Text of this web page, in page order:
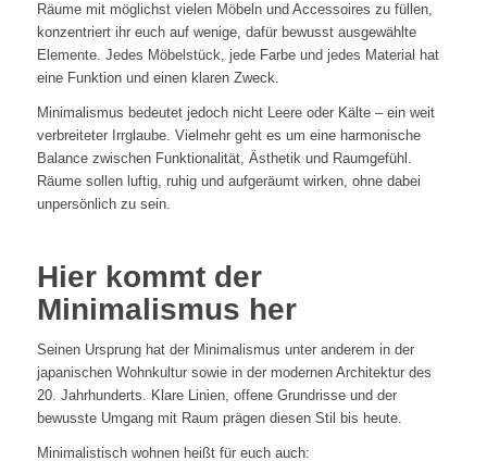
Räume mit möglichst vielen Möbeln und Accessoires zu füllen,
konzentriert ihr euch auf wenige, dafür bewusst ausgewählte
Elemente. Jedes Möbelstück, jede Farbe und jedes Material hat
eine Funktion und einen klaren Zweck.
Minimalismus bedeutet jedoch nicht Leere oder Kälte – ein weit
verbreiteter Irrglaube. Vielmehr geht es um eine harmonische
Balance zwischen Funktionalität, Ästhetik und Raumgefühl.
Räume sollen luftig, ruhig und aufgeräumt wirken, ohne dabei
unpersönlich zu sein.
Hier kommt der
Minimalismus her
Seinen Ursprung hat der Minimalismus unter anderem in der
japanischen Wohnkultur sowie in der modernen Architektur des
20. Jahrhunderts. Klare Linien, offene Grundrisse und der
bewusste Umgang mit Raum prägen diesen Stil bis heute.
Minimalistisch wohnen heißt für euch auch: